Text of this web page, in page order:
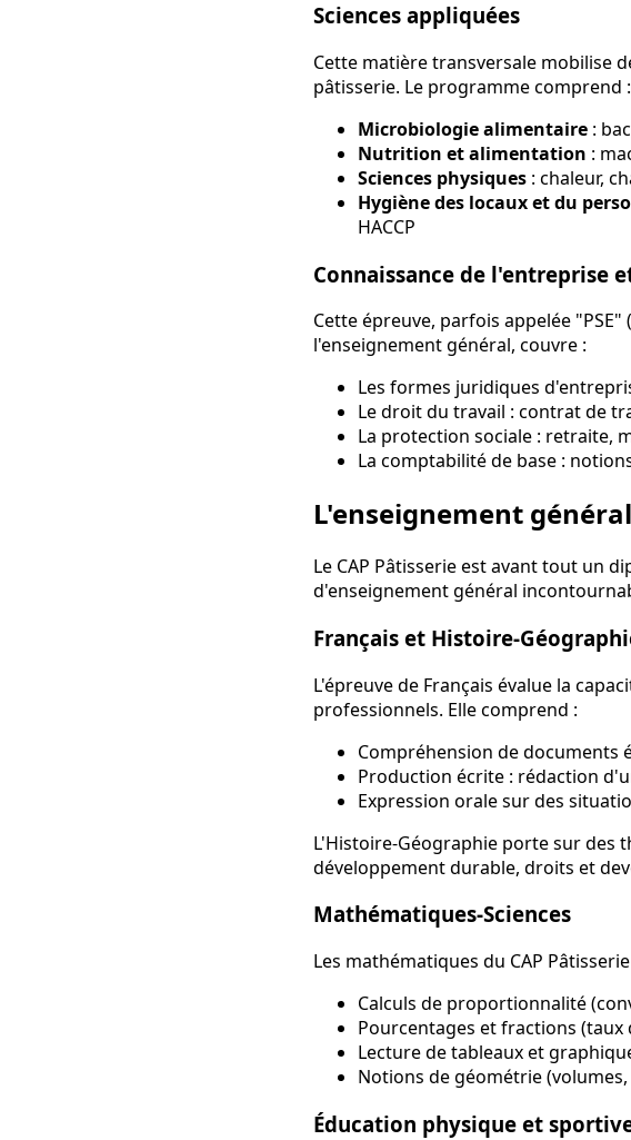
Sciences appliquées
Cette matière transversale mobilise
pâtisserie. Le programme comprend :
Microbiologie alimentaire :
Nutrition et alimentation :
Sciences physiques : chaleur,
Hygiène des locaux et du
HACCP
Connaissance de l'entreprise
Cette épreuve, parfois appelée
l'enseignement général, couvre :
Les formes juridiques
Le droit du travail : contrat de
La protection sociale : retraite,
La comptabilité de base :
L'enseignement
Le CAP Pâtisserie est avant tout un
d'enseignement général
Français et Histoire-
L'épreuve de Français évalue la
professionnels. Elle comprend :
Compréhension de documents
Production écrite : rédaction
Expression orale sur des
L'Histoire-Géographie porte sur des
développement durable, droits et
Mathématiques-Sciences
Les mathématiques du CAP
Calculs de proportionnalité
Pourcentages et fractions
Lecture de tableaux et
Notions de géométrie
Éducation physique et sportive